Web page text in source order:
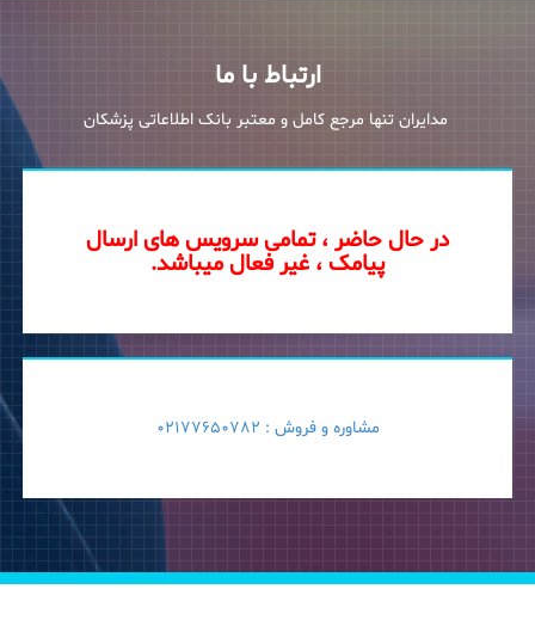
ارتباط با ما
در حال حاضر ، تمامی سرویس های ارسال
پیامک ، غیر فعال میباشد.
مشاوره و فروش : 02177650782